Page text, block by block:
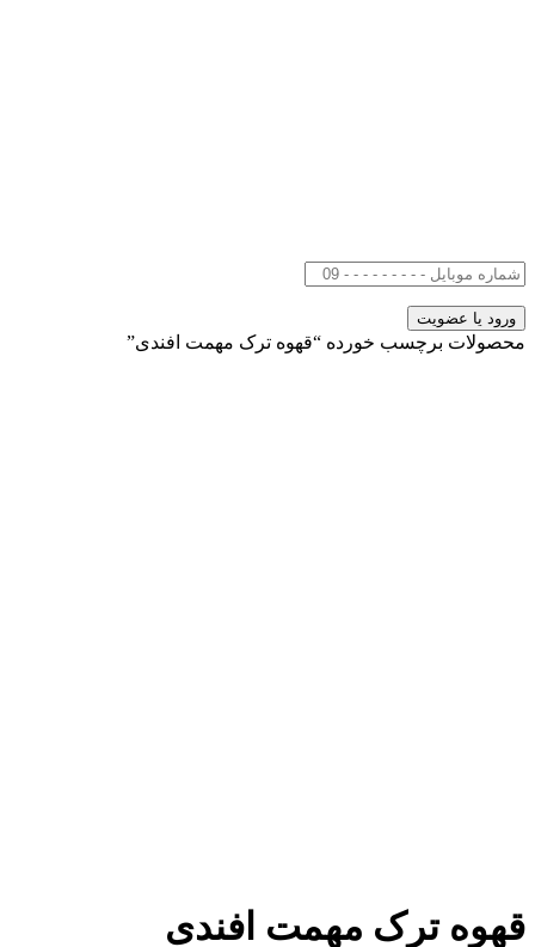
محصولات برچسب خورده “قهوه ترک مهمت افندی”
قهوه ترک مهمت افندی